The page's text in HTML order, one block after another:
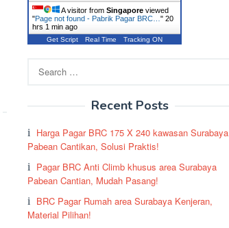
A visitor fromSingapore viewed
"Page not found - Pabrik Pagar BRC…"20
hrs 1 min ago
Get Script Real Time Tracking ON
for:
Recent Posts
Harga Pagar BRC 175 X 240 kawasan Surabaya
Pabean Cantikan, Solusi Praktis!
Pagar BRC Anti Climb khusus area Surabaya
Pabean Cantian, Mudah Pasang!
BRC Pagar Rumah area Surabaya Kenjeran,
Material Pilihan!